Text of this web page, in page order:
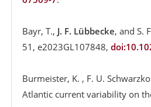
Bayr, T., J. F. Lübbecke, and S.
51, e2023GL107848,
Burmeister, K. , F. U.
Atlantic current variability on